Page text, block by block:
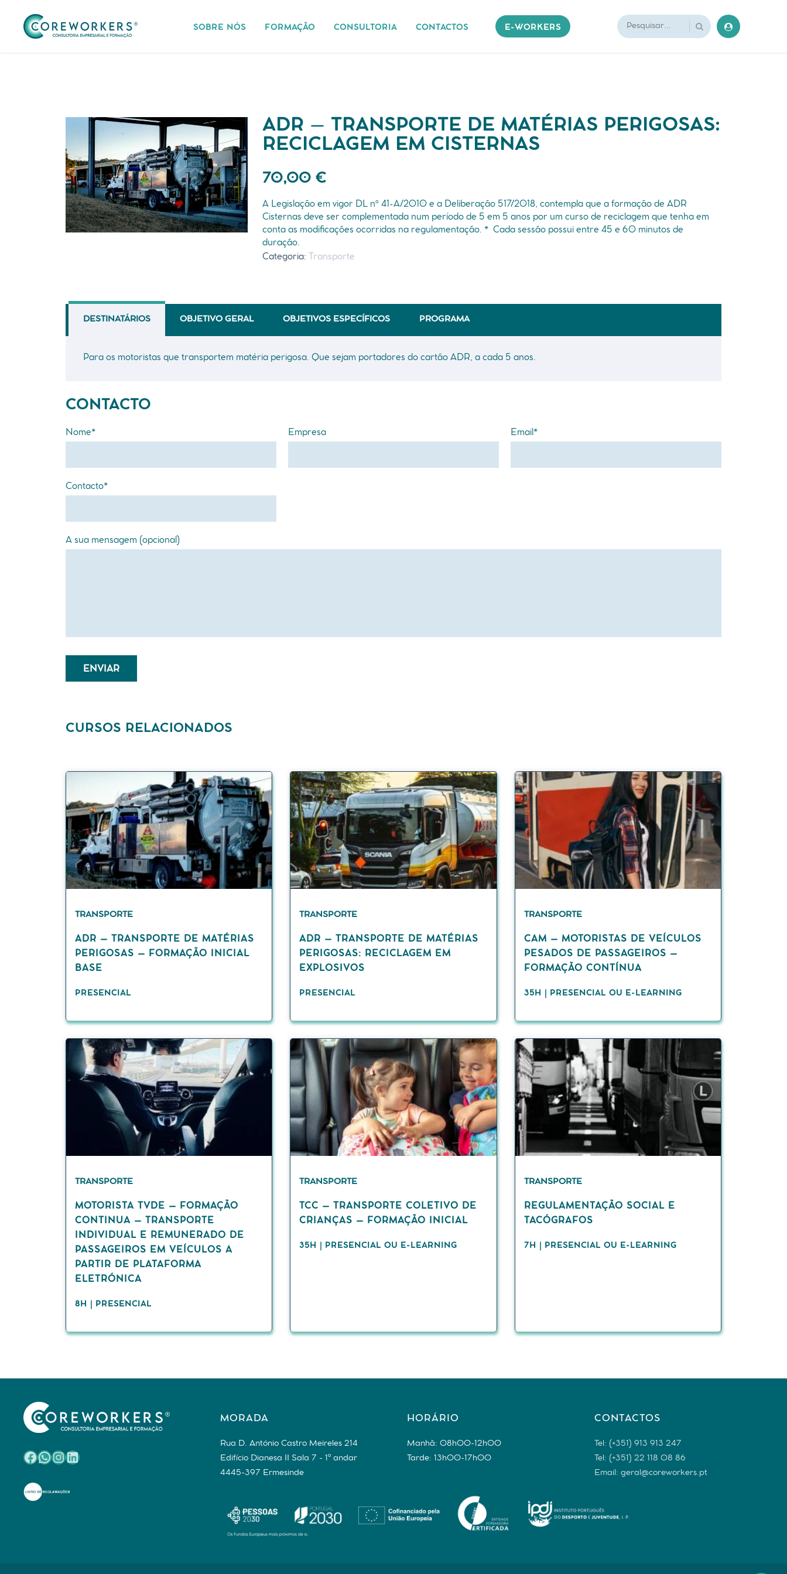
SOBRE NÓS FORMAÇÃO CONSULTORIA CONTACTOS E-WORKERS
ADR – TRANSPORTE DE MATÉRIAS PERIGOSAS:
RECICLAGEM EM CISTERNAS
70,00 €
A Legislação em vigor DL nº 41-A/2010 e a Deliberação 517/2018, contempla que a formação de ADR
Cisternas deve ser complementada num período de 5 em 5 anos por um curso de reciclagem que tenha em
conta as modificações ocorridas na regulamentação. * Cada sessão possui entre 45 e 60 minutos de
duração.
Categoria: Transporte
DESTINATÁRIOS OBJETIVO GERAL OBJETIVOS ESPECÍFICOS PROGRAMA
Para os motoristas que transportem matéria perigosa. Que sejam portadores do cartão ADR, a cada 5 anos.
CONTACTO
Nome* Empresa Email*
Contacto*
A sua mensagem (opcional)
CURSOS RELACIONADOS
TRANSPORTE
ADR – TRANSPORTE DE MATÉRIAS
PERIGOSAS – FORMAÇÃO INICIAL
BASE
PRESENCIAL
TRANSPORTE
ADR – TRANSPORTE DE MATÉRIAS
PERIGOSAS: RECICLAGEM EM
EXPLOSIVOS
PRESENCIAL
TRANSPORTE
CAM – MOTORISTAS DE VEÍCULOS
PESADOS DE PASSAGEIROS –
FORMAÇÃO CONTÍNUA
35H | PRESENCIAL OU E-LEARNING
TRANSPORTE
MOTORISTA TVDE – FORMAÇÃO
CONTINUA – TRANSPORTE
INDIVIDUAL E REMUNERADO DE
PASSAGEIROS EM VEÍCULOS A
PARTIR DE PLATAFORMA
ELETRÓNICA
8H | PRESENCIAL
TRANSPORTE
TCC – TRANSPORTE COLETIVO DE
CRIANÇAS – FORMAÇÃO INICIAL
35H | PRESENCIAL OU E-LEARNING
TRANSPORTE
REGULAMENTAÇÃO SOCIAL E
TACÓGRAFOS
7H | PRESENCIAL OU E-LEARNING
Facebook
WhatsApp
Instagram
LinkedIn
MORADA
Rua D. António Castro Meireles 214
Edifício Dianesa II Sala 7 - 1º andar
4445-397 Ermesinde
HORÁRIO
Manhã: 08h00-12h00
Tarde: 13h00-17h00
CONTACTOS
Tel: (+351) 913 913 247
Tel: (+351) 22 118 08 86
Email: geral@coreworkers.pt